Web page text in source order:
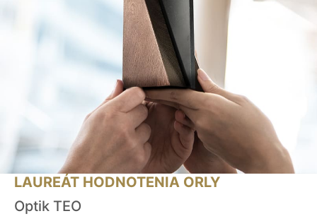
LAUREÁT HODNOTENIA ORLY
Optik TEO